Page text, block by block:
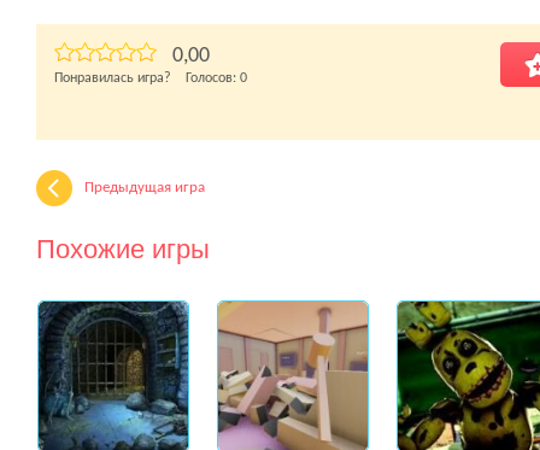
0,00
Понравилась игра? Голосов: 0
Предыдущая игра
Похожие игры